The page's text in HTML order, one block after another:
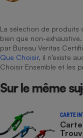
La sélection de produits
bien que non-
par Bureau Veritas
Que Choisir, il n’existe
Choisir Ensemble et les
Sur le même
CARTE